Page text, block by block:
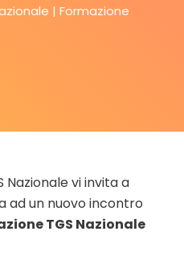
Formazione
Nazionale vi invita a
ad un nuovo incontro
TGS Nazionale